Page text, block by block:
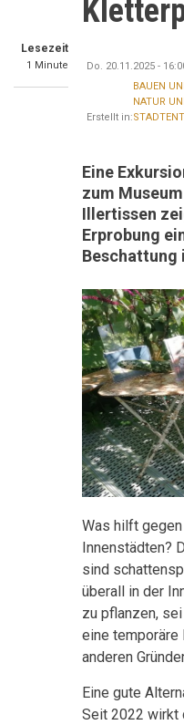
Lesezeit
1 Minute Do. 20.11.2025 -
Erstellt in:
BAUEN
NATUR
Eine
zum
Illertissen
Erprobung
Beschattung
Was hilft
Innenstädten?
sind
überall in der
zu pflanzen,
eine
anderen
Eine gute
Seit 2022 wirkt